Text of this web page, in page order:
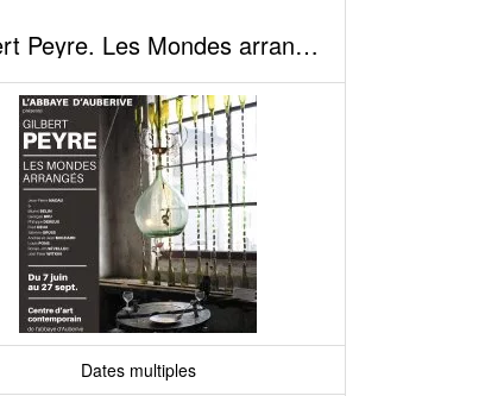
Gilbert Peyre. Les Mondes arrangés
Dates multiples